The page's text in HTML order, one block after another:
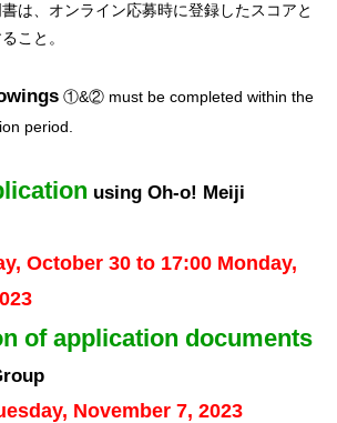
は、オンライン応募時に登録したスコアと
こと。
①&② must be completed within the
period.
using Oh-o! Meiji
October 30 to 17:00 Monday,
of application documents
November 7, 2023